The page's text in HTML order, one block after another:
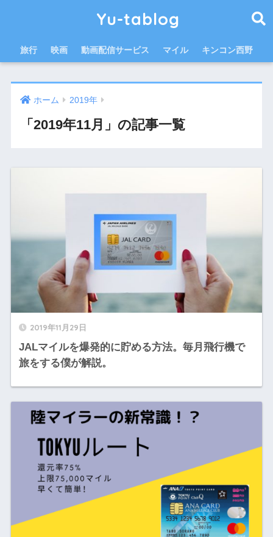
Yu-tablog
旅行 映画 動画配信サービス マイル キンコン西野
ホーム 2019年
「2019年11月」の記事一覧
2019年11月29日
JALマイルを爆発的に貯める方法。毎月飛行機で
旅をする僕が解説。